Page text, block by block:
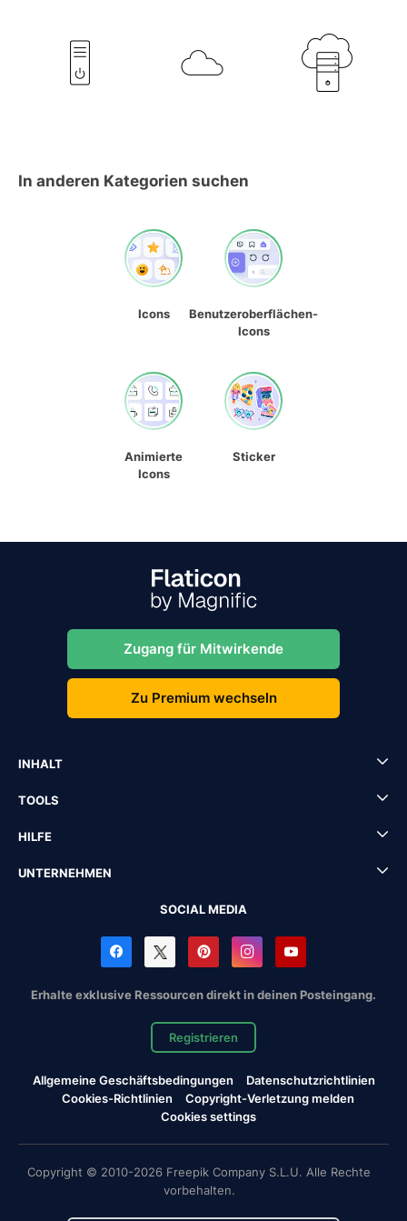
In anderen Kategorien suchen
Icons
Benutzeroberflächen-
Icons
Animierte
Icons
Sticker
Zugang für Mitwirkende
Zu Premium wechseln
INHALT
TOOLS
HILFE
UNTERNEHMEN
SOCIAL MEDIA
Erhalte exklusive Ressourcen direkt in deinen Posteingang.
Registrieren
Allgemeine Geschäftsbedingungen
Datenschutzrichtlinien
Cookies-Richtlinien
Copyright-Verletzung melden
Cookies settings
Copyright © 2010-2026 Freepik Company S.L.U. Alle Rechte
vorbehalten.